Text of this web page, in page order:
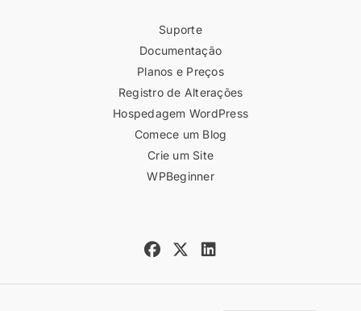
Suporte
Documentação
Planos e Preços
Registro de Alterações
Hospedagem WordPress
Comece um Blog
Crie um Site
WPBeginner